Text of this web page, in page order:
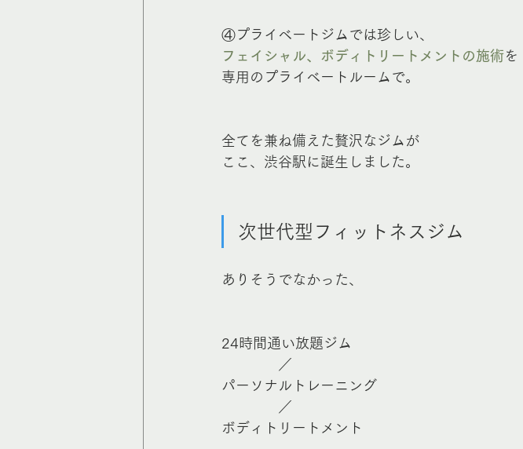
④プライベートジムでは珍しい、
フェイシャル、ボディトリートメントの施術を
専用のプライベートルームで。
全てを兼ね備えた贅沢なジムが
ここ、渋谷駅に誕生しました。
次世代型フィットネスジム
ありそうでなかった、
24時間通い放題ジム
／
パーソナルトレーニング
／
ボディトリートメント